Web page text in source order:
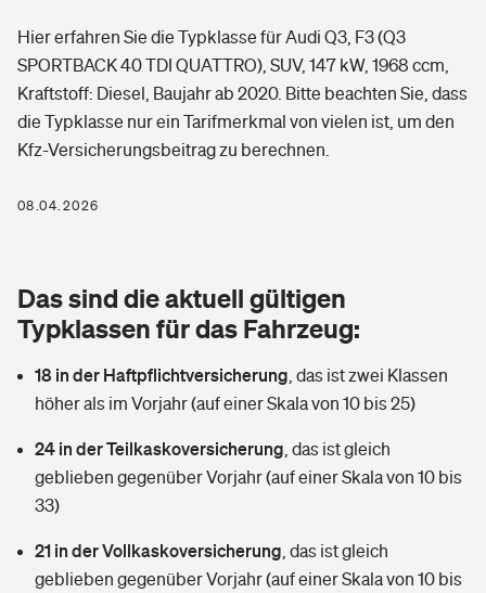
Grundfähigkeitsversicherung
Arbeitsrechtsschutz
Berufshaftpflichtversicherung
Zur Übersicht
Tools
Wer versichert was: Jetzt Versicherer finden
Sie haben Fragen?
Elementarversicherung
Glasversicherung
Mietkautionsversicherung
Restkreditversicherung
Freizeit
Pri­vate Haft­pflicht­
Kinderunfall­ver­si­che­rung
Kinderinvalidität
Reiseversicherung
Hundehalter-Haftpflicht
Gesundheit
Private Krankenversicherung
Dread-Disease-Versicherung
Tierkrankenversicherung
Tools
Wer versichert was: Jetzt Versicherer finden
Hier erfahren Sie die Typklasse für Audi Q3, F3 (Q3
SPORTBACK 40 TDI QUATTRO), SUV, 147 kW, 1968 ccm,
Kraftstoff: Diesel, Baujahr ab 2020. Bitte beachten Sie, dass
die Typklasse nur ein Tarifmerkmal von vielen ist, um den
Kfz-Versicherungsbeitrag zu berechnen.
08.04.2026
Das sind die aktuell gültigen
Typklassen für das Fahrzeug:
18 in der Haftpflichtversicherung das ist zwei Klassen
höher als im Vorjahr (auf einer Skala von 10 bis 25)
24 in der Teilkaskoversicherung das ist gleich
geblieben gegenüber Vorjahr (auf einer Skala von 10 bis
33)
21 in der Vollkaskoversicherung das ist gleich
geblieben gegenüber Vorjahr (auf einer Skala von 10 bis